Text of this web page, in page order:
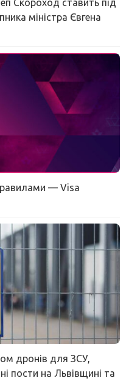
міністра Євгена
— Visa
дронів для ЗСУ,
пости на Львівщині та